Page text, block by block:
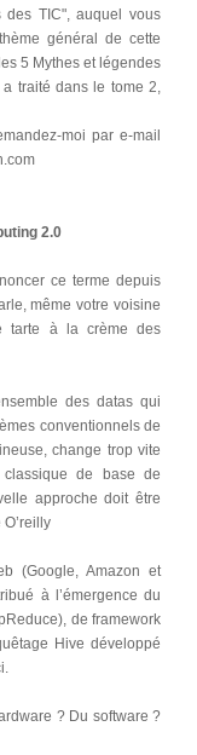
TIC", auquel vous
général de cette
5 Mythes et légendes
traité dans le tome 2,
moi par e-mail
2.0
ce terme depuis
même votre voisine
tarte à la crème des
des datas qui
conventionnels de
change trop vite
de base de
approche doit être
(Google, Amazon et
à l’émergence du
de framework
Hive développé
? Du software ?